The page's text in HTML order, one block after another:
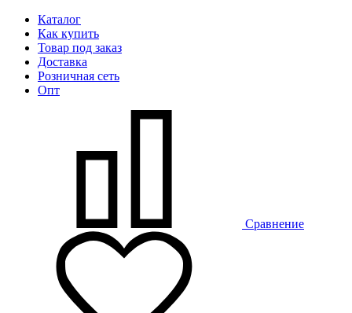
Каталог
Как купить
Товар под заказ
Доставка
Розничная сеть
Опт
Сравнение